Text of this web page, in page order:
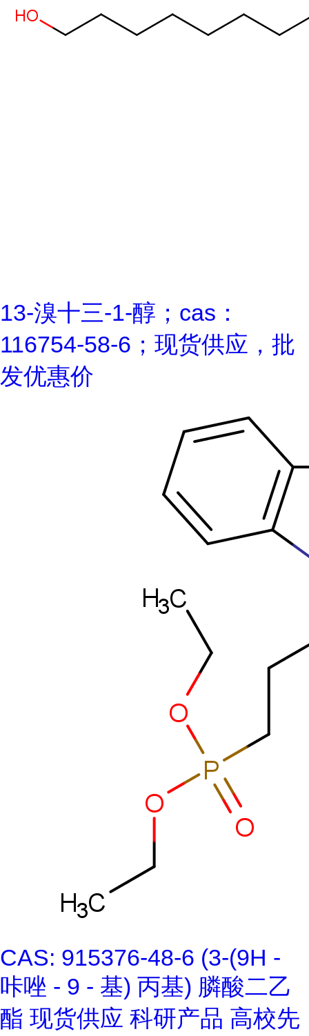
13-溴十三-1-醇；cas：
116754-58-6；现货供应，批
发优惠价
CAS: 915376-48-6 (3-(9H -
咔唑 - 9 - 基) 丙基) 膦酸二乙
酯 现货供应 科研产品 高校先